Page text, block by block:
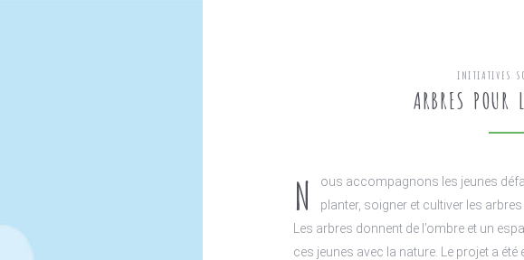
INITIATIVES
ARBRES POUR
N
ous accompagnons les jeunes
planter, soigner et cultiver les
Les arbres donnent de l’ombre et un
ces jeunes avec la nature. Le projet a